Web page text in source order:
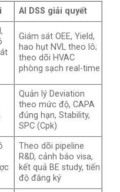
AI DSS giải quyết
Giám sát OEE, Yield,
hao hụt NVL theo lô;
theo dõi HVAC
phòng sạch real-time
Quản lý Deviation
theo mức độ, CAPA
đúng hạn, Stability,
SPC (Cpk)
Theo dõi pipeline
R&D, cảnh báo visa,
kết quả BE study, tiến
độ đăng ký